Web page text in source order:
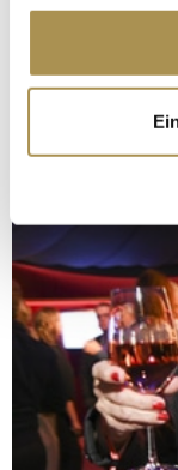
Cookie-
Trigger Symbol
erfassen,
bestimmten
Erfahren Sie
verarbeitet
Abschnitt
Wir verwenden
personalisieren,
zu können und